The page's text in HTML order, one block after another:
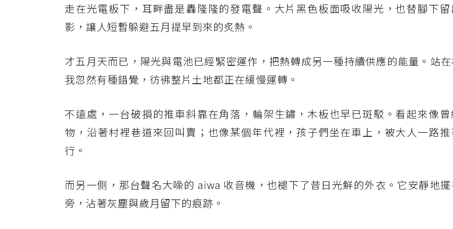
走在光電板下，耳畔盡是轟隆隆的發電聲。大片黑色板面吸收陽光，也替腳下
影，讓人短暫躲避五月提早到來的炙熱。
才五月天而已，陽光與電池已經緊密運作，把熱轉成另一種持續供應的能量。站
我忽然有種錯覺，彷彿整片土地都正在緩慢運轉。
不遠處，一台破損的推車斜靠在角落，輪架生鏽，木板也早已斑駁。看起來像
物，沿著村裡巷道來回叫賣；也像某個年代裡，孩子們坐在車上，被大人一路
行。
而另一側，那台聲名大噪的 aiwa 收音機，也褪下了昔日光鮮的外衣。它安靜地
旁，沾著灰塵與歲月留下的痕跡。